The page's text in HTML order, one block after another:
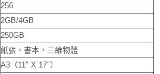
256
2GB/4GB
250GB
紙張，書本，三維物體
A3（11" X 17"）